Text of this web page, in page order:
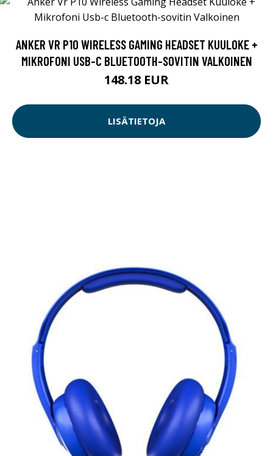
ANKER VR P10 WIRELESS GAMING HEADSET KUULOKE +
MIKROFONI USB-C BLUETOOTH-SOVITIN VALKOINEN
148.18 EUR
LISÄTIETOJA